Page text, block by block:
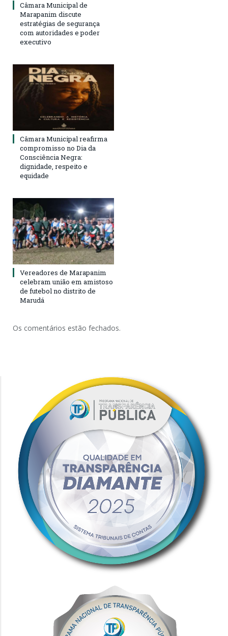
Câmara Municipal de
Marapanim discute
estratégias de segurança
com autoridades e poder
executivo
Câmara Municipal reafirma
compromisso no Dia da
Consciência Negra:
dignidade, respeito e
equidade
Vereadores de Marapanim
celebram união em amistoso
de futebol no distrito de
Marudá
Os comentários estão fechados.